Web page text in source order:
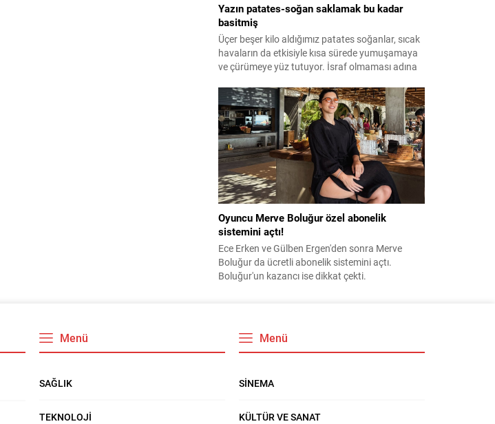
Yazın patates-soğan saklamak bu kadar
basitmiş
Üçer beşer kilo aldığımız patates soğanlar, sıcak
havaların da etkisiyle kısa sürede yumuşamaya
ve çürümeye yüz tutuyor. İsraf olmaması adına
merak ediliyor. Meğer formülü çok basitmiş...
Oyuncu Merve Boluğur özel abonelik
sistemini açtı!
Ece Erken ve Gülben Ergen'den sonra Merve
Boluğur da ücretli abonelik sistemini açtı.
Boluğur'un kazancı ise dikkat çekti.
Menü
SAĞLIK
TEKNOLOJİ
Menü
SİNEMA
KÜLTÜR VE SANAT